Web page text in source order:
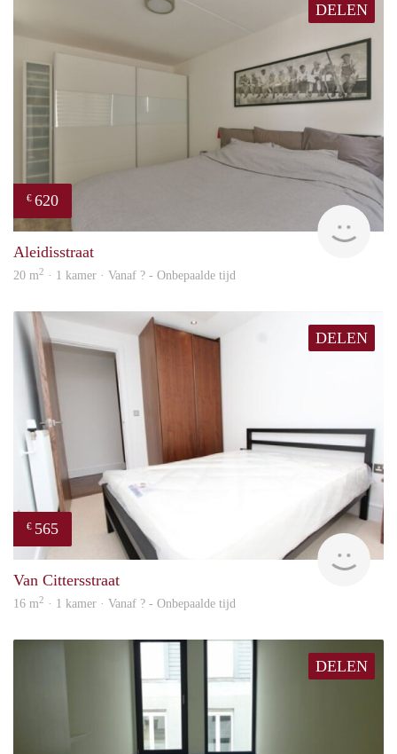
DELEN
€ 620
Aleidisstraat
20 m2 · 1 kamer · Vanaf ? - Onbepaalde tijd
DELEN
€ 565
rent
Van Cittersstraat
16 m2 · 1 kamer · Vanaf ? - Onbepaalde tijd
DELEN